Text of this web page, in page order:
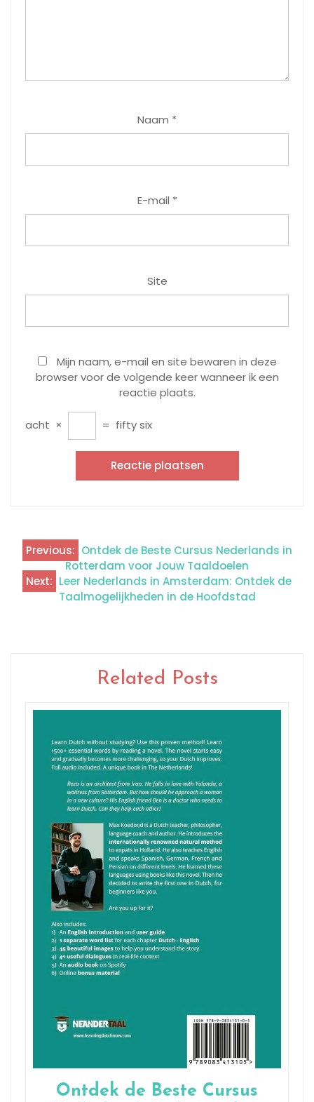
Naam *
E-mail *
Site
Mijn naam, e-mail en site bewaren in deze
browser voor de volgende keer wanneer ik een
reactie plaats.
acht × = fifty six
Berichtnavigatie
Previous: Ontdek de Beste Cursus Nederlands in
Rotterdam voor Jouw Taaldoelen
Next: Leer Nederlands in Amsterdam: Ontdek de
Taalmogelijkheden in de Hoofdstad
Related Posts
Ontdek de Beste Cursus